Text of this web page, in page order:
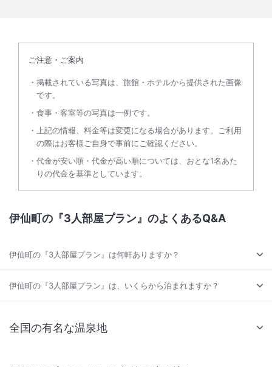
ご注意・ご案内
掲載されている写真は、旅館・ホテルから提供された画像
です。
食事・客室等の写真は一例です。
上記の情報、料金等は変更になる場合があります。ご利用
の際はお客様ご自身で事前にご確認ください。
代金が安い順・代金が高い順については、おとな1名あた
りの代金を基準としています。
伊仙町の『3人部屋プラン』のよくあるQ&A
伊仙町の『3人部屋プラン』は何軒ありますか？
伊仙町の『3人部屋プラン』は、いくらから泊まれますか？
全国の有名な温泉地